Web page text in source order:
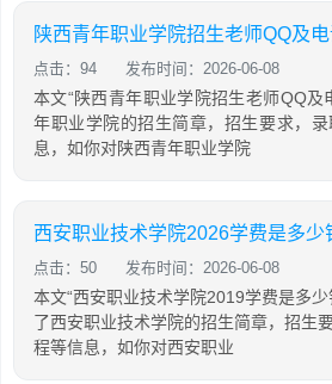
陕西青年职业学院招生老师QQ及
点击：94 发布时间：2026-06-08
本文“陕西青年职业学院招生老师QQ及
年职业学院的招生简章，招生要求，
息，如你对陕西青年职业学院
西安职业技术学院2026学费是多少
点击：50 发布时间：2026-06-08
本文“西安职业技术学院2019学费是多
了西安职业技术学院的招生简章，招生
程等信息，如你对西安职业